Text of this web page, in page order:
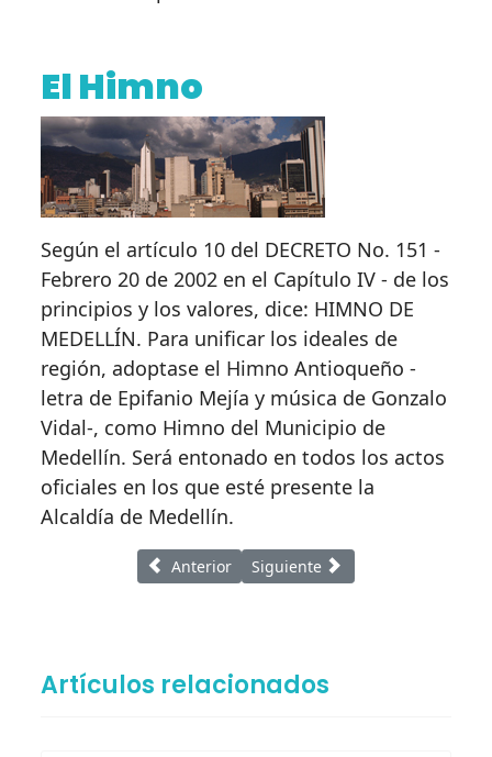
El Himno
Según el artículo 10 del DECRETO No. 151 -
Febrero 20 de 2002 en el Capítulo IV - de los
principios y los valores, dice: HIMNO DE
MEDELLÍN. Para unificar los ideales de
región, adoptase el Himno Antioqueño -
letra de Epifanio Mejía y música de Gonzalo
Vidal-, como Himno del Municipio de
Medellín. Será entonado en todos los actos
oficiales en los que esté presente la
Alcaldía de Medellín.
Artículo anterior: Información Medellín
Anterior Artículo siguiente:
Siguiente
Artículos relacionados